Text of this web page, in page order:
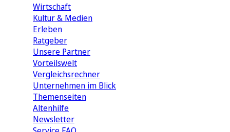
Wirtschaft
Kultur & Medien
Erleben
Ratgeber
Unsere Partner
Vorteilswelt
Vergleichsrechner
Unternehmen im Blick
Themenseiten
Altenhilfe
Newsletter